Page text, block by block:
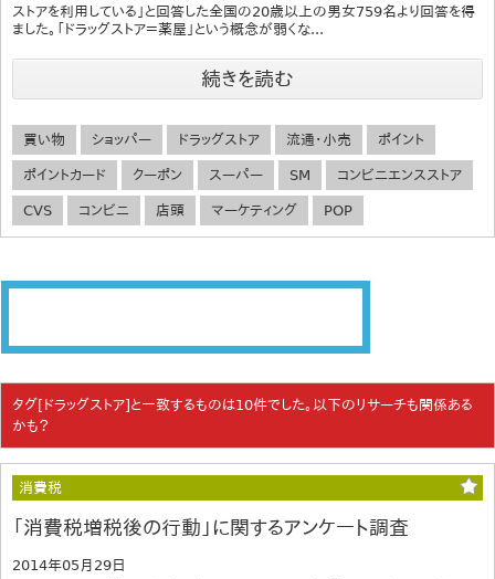
ストアを利用している」と回答した全国の20歳以上の男女759名より回答を得
ました。「ドラッグストア＝薬屋」という概念が弱くな...
続きを読む
買い物 ショッパー ドラッグストア 流通・小売 ポイント
ポイントカード クーポン スーパー SM コンビニエンスストア
CVS コンビニ 店頭 マーケティング POP
タグ[ドラッグストア]と一致するものは10件でした。以下のリサーチも関係ある
かも？
消費税
「消費税増税後の行動」に関するアンケート調査
2014年05月29日